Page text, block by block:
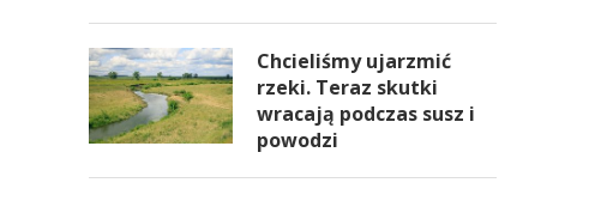
Chcieliśmy ujarzmić
rzeki. Teraz skutki
wracają podczas susz i
powodzi